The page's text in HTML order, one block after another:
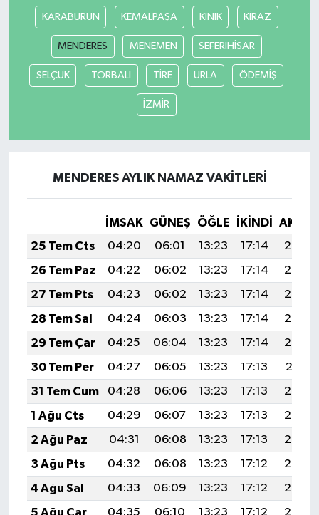
KARABURUN KEMALPAŞA KINIK KİRAZ
MENDERES MENEMEN SEFERIHİSAR
SELÇUK TORBALI TİRE URLA ÖDEMİŞ
İZMİR
MENDERES AYLIK NAMAZ VAKITLERI
İMSAK GÜNEŞ ÖĞLE İKINDI
25 Tem Cts
04:20 06:01 13:23 17:14
20:35
26 Tem Paz
04:22 06:02 13:23 17:14
20:34
27 Tem Pts
04:23 06:02 13:23 17:14
20:34
28 Tem Sal
04:24 06:03 13:23 17:14
20:33
29 Tem Çar
04:25 06:04 13:23 17:14
20:32
30 Tem Per
04:27 06:05 13:23 17:13
20:31
31 Tem Cum
04:28 06:06 13:23 17:13
20:30
1 Ağu Cts
04:29 06:07 13:23 17:13
20:29
2 Ağu Paz
04:31 06:08 13:23 17:13
20:28
3 Ağu Pts
04:32 06:08 13:23 17:12
20:27
4 Ağu Sal
04:33 06:09 13:23 17:12
20:26
5 Ağu Çar
04:35 06:10 13:23 17:12
20:25